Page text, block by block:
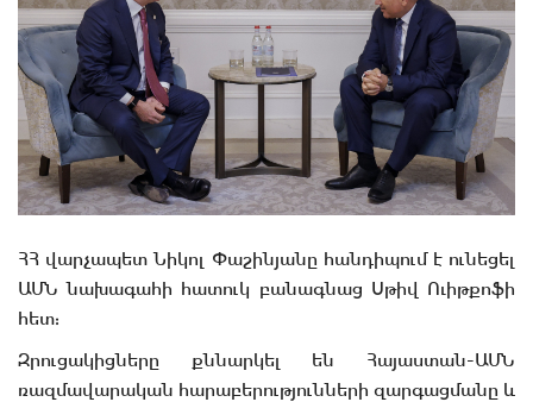
ՀՀ վարչապետ Նիկոլ Փաշինյանը հանդիպում է ունեցել
ԱՄՆ նախագահի հատուկ բանագնաց Սթիվ Ուիթքոֆի
հետ:
Զրուցակիցները քննարկել են Հայաստան-ԱՄՆ
ռազմավարական հարաբերությունների զարգացմանը և